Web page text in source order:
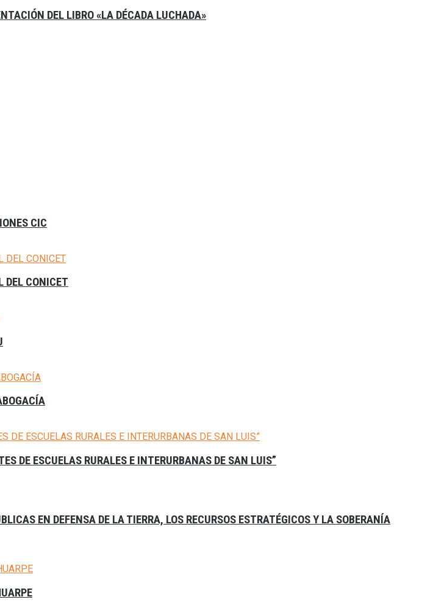
DEL LIBRO «LA DÉCADA LUCHADA»
CIC
DEL CONICET
DE ESCUELAS RURALES E INTERURBANAS DE SAN LUIS”
EN DEFENSA DE LA TIERRA, LOS RECURSOS ESTRATÉGICOS Y LA SOBERANÍA